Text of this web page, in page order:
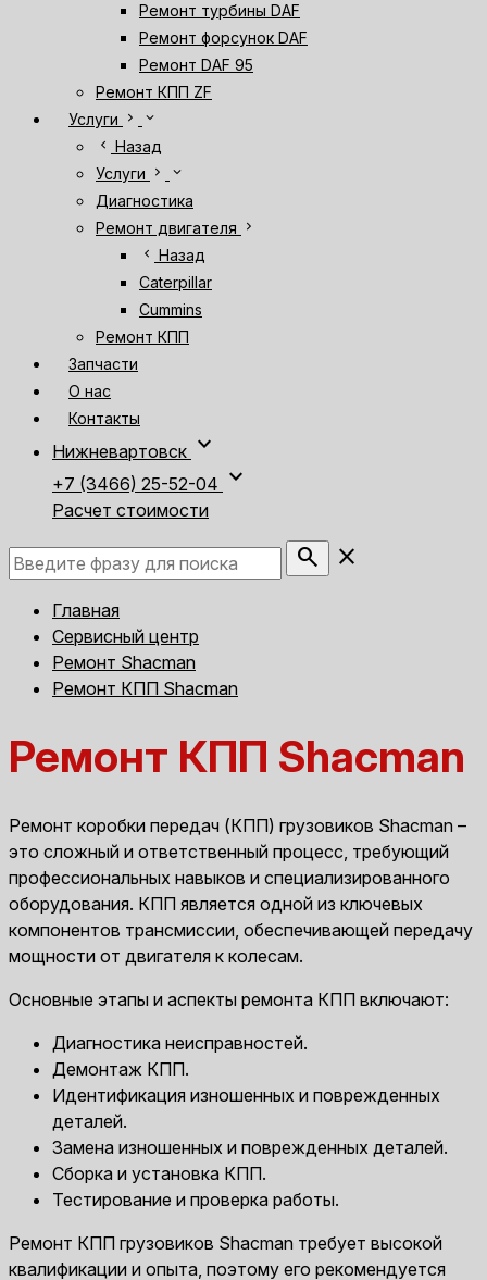
Ремонт турбины DAF
Ремонт форсунок DAF
Ремонт DAF 95
Ремонт КПП ZF
Услуги
chevron_right
expand_more
chevron_left Назад
Услуги
chevron_right expand_more
Диагностика
Ремонт двигателя
chevron_right
chevron_left Назад
Caterpillar
Cummins
Ремонт КПП
Запчасти
О нас
Контакты
Нижневартовск expand_more
+7 (3466) 25-52-04 expand_more
Расчет стоимости
search close
Главная
Сервисный центр
Ремонт Shacman
Ремонт КПП Shacman
Ремонт КПП Shacman
Ремонт коробки передач (КПП) грузовиков Shacman –
это сложный и ответственный процесс, требующий
профессиональных навыков и специализированного
оборудования. КПП является одной из ключевых
компонентов трансмиссии, обеспечивающей передачу
мощности от двигателя к колесам.
Основные этапы и аспекты ремонта КПП включают:
Диагностика неисправностей.
Демонтаж КПП.
Идентификация изношенных и поврежденных
деталей.
Замена изношенных и поврежденных деталей.
Сборка и установка КПП.
Тестирование и проверка работы.
Ремонт КПП грузовиков Shacman требует высокой
квалификации и опыта, поэтому его рекомендуется